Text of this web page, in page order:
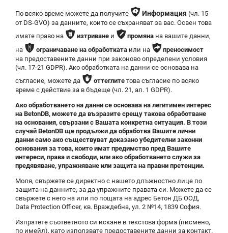
По всяко време можете да получите ѯ Информация (чл. 15
от DS-GVO) за данните, които се съхраняват за вас. Освен това
имате право на ѭ изтриване и  промяна на вашите данни,
на Ѷ ограничаване на обработкатаили на ѿ преносимост
на предоставените данни при законово определени условия
(чл. 17-21 GDPR). Ако обработката на данни се основава на
съгласие, можете да ѥ оттеглитетова съгласие по всяко
време с действие за в бъдеще (чл. 21, ал. 1 GDPR).
Ако обработването на данни се основава на легитимен интерес
на BetonDB, можете да възразите срещу такова обработване
на основания, свързани с Вашата конкретна ситуация. В този
случай BetonDB ще продължи да обработва Вашите лични
данни само ако съществуват доказано убедителни законни
основания за това, които имат предимство пред Вашите
интереси, права и свободи, или ако обработването служи за
предявяване, упражняване или защита на правни претенции.
Моля, свържете се директно с нашето длъжностно лице по
защита на данните, за да упражните правата си. Можете да се
свържете с него на или по пощата на адрес Бетон ДБ ООД,
Data Protection Officer, кв. Враждебна, ул. 2 №14, 1839 София.
Изпратете съответното си искане в текстова форма (писмено,
по имейл), като използвате предоставените данни за контакт.